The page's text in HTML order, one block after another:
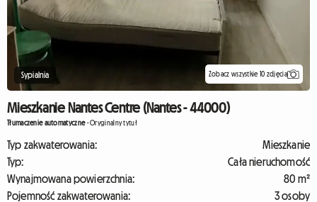
Sypialnia Zobacz wszystkie 10 zdjęcia
Mieszkanie Nantes Centre (Nantes - 44000)
Tłumaczenie automatyczne-Oryginalny tytuł
Typ zakwaterowania:
Mieszkanie
Typ:
Cała nieruchomość
Wynajmowana powierzchnia:
80 m²
Pojemność zakwaterowania:
3 osoby